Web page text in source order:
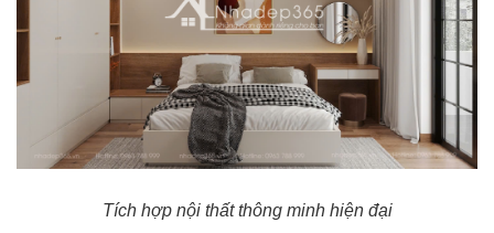
Tích hợp nội thất thông minh hiện đại